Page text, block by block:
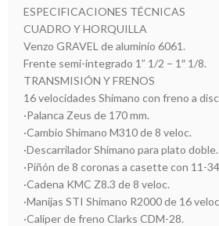
ESPECIFICACIONES TÉCNICAS
CUADRO Y HORQUILLA
Venzo GRAVEL de aluminio 6061.
Frente semi-integrado 1” 1/2 – 1″ 1/8.
TRANSMISIÓN Y FRENOS
16 velocidades Shimano con freno a
·Palanca Zeus de 170 mm.
·Cambio Shimano M310 de 8 veloc.
·Descarrilador Shimano para plato doble.
·Piñón de 8 coronas a casette con 11-
·Cadena KMC Z8.3 de 8 veloc.
·Manijas STI Shimano R2000 de 16
·Caliper de freno Clarks CDM-28.